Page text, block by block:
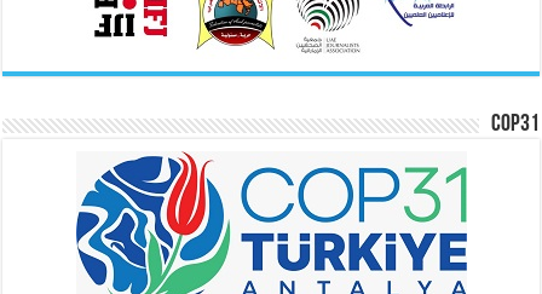
COP31